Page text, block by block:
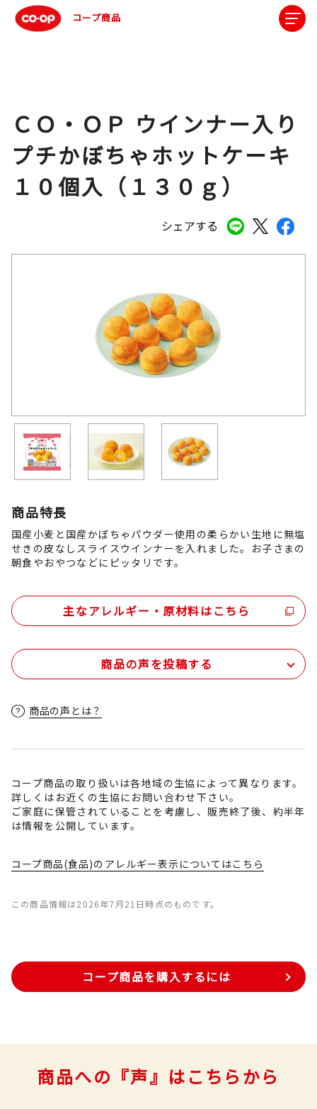
コープ商品
シェアする
ＣＯ・ＯＰ ウインナー入り
プチかぼちゃホットケーキ
１０個入（１３０ｇ）
商品特長
国産小麦と国産かぼちゃパウダー使用の柔らかい生地に無塩
せきの皮なしスライスウインナーを入れました。お子さまの
朝食やおやつなどにピッタリです。
主なアレルギー・原材料はこちら
商品の声を投稿する
商品の声とは？
コープ商品の取り扱いは各地域の生協によって異なります。
詳しくはお近くの生協にお問い合わせ下さい。
ご家庭に保管されていることを考慮し、販売終了後、約半年
は情報を公開しています。
コープ商品(食品)のアレルギー表示についてはこちら
この商品情報は2026年7月21日時点のものです。
コープ商品を購入するには
商品への『声』はこちらから